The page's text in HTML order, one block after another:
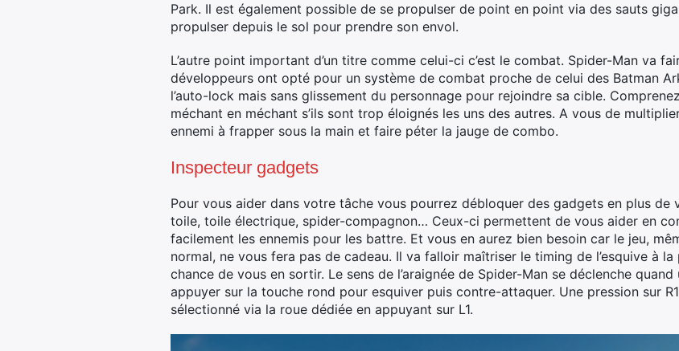
Park. Il est également possible de se propulser de point en point via des sauts
propulser depuis le sol pour prendre son envol.
L’autre point important d’un titre comme celui-ci c’est le combat. Spider-Man va
développeurs ont opté pour un système de combat proche de celui des Batman
l’auto-lock mais sans glissement du personnage pour rejoindre sa cible.
méchant en méchant s’ils sont trop éloignés les uns des autres. A vous de
ennemi à frapper sous la main et faire péter la jauge de combo.
Inspecteur gadgets
Pour vous aider dans votre tâche vous pourrez débloquer des gadgets en plus de
toile, toile électrique, spider-compagnon… Ceux-ci permettent de vous aider en
facilement les ennemis pour les battre. Et vous en aurez bien besoin car le jeu,
normal, ne vous fera pas de cadeau. Il va falloir maîtriser le timing de l’esquive à
chance de vous en sortir. Le sens de l’araignée de Spider-Man se déclenche
appuyer sur la touche rond pour esquiver puis contre-attaquer. Une pression sur
sélectionné via la roue dédiée en appuyant sur L1.